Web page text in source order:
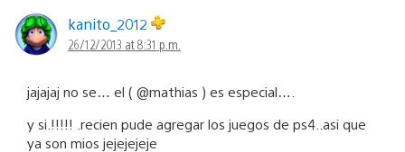
kanito_2012
26/12/2013 at 8:31 p.m.
jajajaj no se… el ( @mathias ) es especial….
y si.!!!!! .recien pude agregar los juegos de ps4..asi que
ya son mios jejejejeje